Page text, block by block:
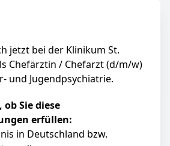
jetzt bei der Klinikum St.
Chefärztin / Chefarzt (d/m/w)
und Jugendpsychiatrie.
Sie diese
erfüllen:
in Deutschland bzw.